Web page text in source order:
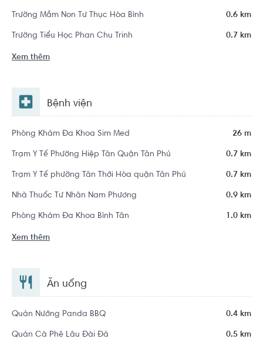
Trường Mầm Non Tư Thục Hòa Bình 0.6 km
Trường Tiểu Học Phan Chu Trinh 0.7 km
Xem thêm
Bệnh viện
Phòng Khám Đa Khoa Sim Med 26 m
Trạm Y Tế Phường Hiệp Tân Quận Tân Phú 0.7 km
Trạm Y Tế phường Tân Thới Hòa quận Tân Phú 0.7 km
Nhà Thuốc Tư Nhân Nam Phương 0.9 km
Phòng Khám Đa Khoa Bình Tân 1.0 km
Xem thêm
Ăn uống
Quán Nướng Panda BBQ 0.4 km
Quán Cà Phê Lâu Đài Đá 0.5 km